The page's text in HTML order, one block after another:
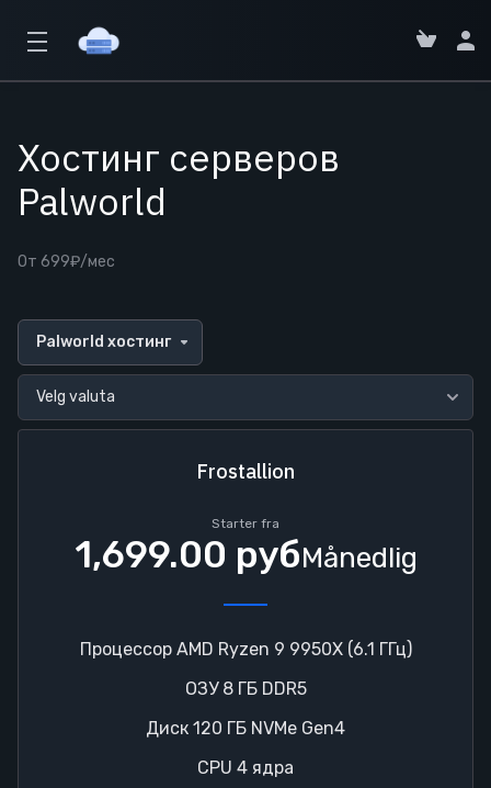
Хостинг серверов
Palworld
От 699₽/мес
Palworld хостинг
Frostallion
Starter fra
1,699.00 рубMånedlig
Процессор AMD Ryzen 9 9950X (6.1 ГГц)
ОЗУ 8 ГБ DDR5
Диск 120 ГБ NVMe Gen4
CPU 4 ядра